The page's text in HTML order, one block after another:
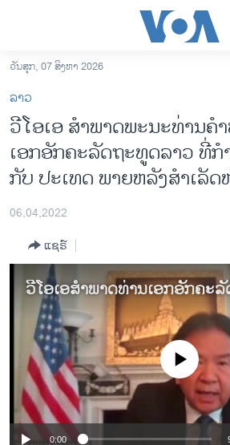
ເຂົ້າ
ຫາ
ຂ້າມ
ຂ້າມ
ຂ້າມ
ໄປ
ຫາ
ຊອກ
ລາວ
ອາເມຣິກາ
ການເລືອກຕັ້ງ ປະທານາທີບໍດີ ສະຫະລັດ
ອິດສະຫຼະພາບດ້ານການຂ່າວ
ຊີວິດຊາວລາວ
ຊຸມຊົນຊາວລາວ
ວິທະຍາສາດ-ເທັກໂນໂລຈີ
ທຸລະກິດ
ພາສາອັງກິດ
ວັນສຸກ, 07 ສິງຫາ 2026
ລາວ
ວີໂອເອ ສຳພາດພະນະທ່ານຄ
ເອກອັກຄະລັດຖະທູດລາວ ທີ່ກໍ
ກັບ​ ປະ​ເທດ ພາຍຫລັງ​ສຳ​ເລັ
06,04,2022
ແຊຣ໌
No media source
0:00